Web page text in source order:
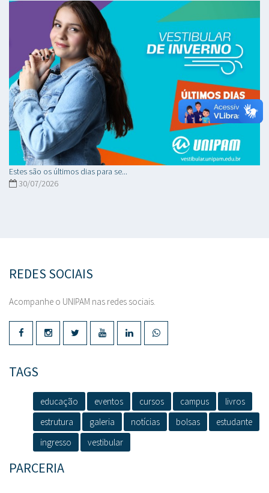
Estes são os últimos dias para se...
30/07/2026
REDES SOCIAIS
Acompanhe o UNIPAM nas redes sociais.
TAGS
educação eventos cursos campus
livros
estrutura
galeria notícias bolsas
estudante
ingresso
vestibular
PARCERIA